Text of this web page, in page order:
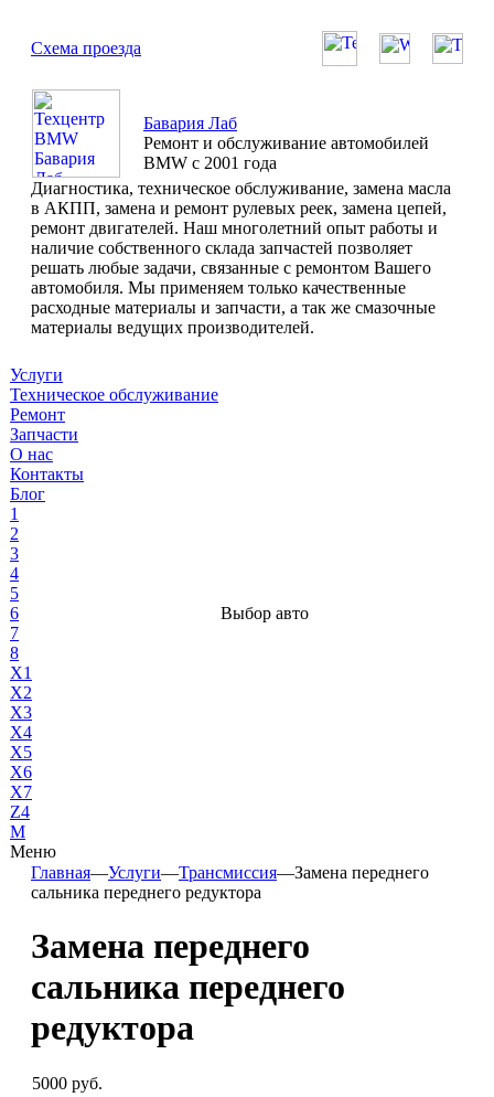
Схема проезда
Бавария Лаб
Ремонт и обслуживание автомобилей
BMW с 2001 года
Диагностика, техническое обслуживание, замена масла
в АКПП, замена и ремонт рулевых реек, замена цепей,
ремонт двигателей. Наш многолетний опыт работы и
наличие собственного склада запчастей позволяет
решать любые задачи, связанные с ремонтом Вашего
автомобиля. Мы применяем только качественные
расходные материалы и запчасти, а так же смазочные
материалы ведущих производителей.
Услуги
Техническое обслуживание
Ремонт
Запчасти
О нас
Контакты
Блог
1
2
3
4
5
6
7
8
X1
X2
X3
X4
X5
X6
X7
Z4
М
Меню
Выбор авто
Главная—Услуги—Трансмиссия—Замена переднего
сальника переднего редуктора
Замена переднего
сальника переднего
редуктора
5000 руб.